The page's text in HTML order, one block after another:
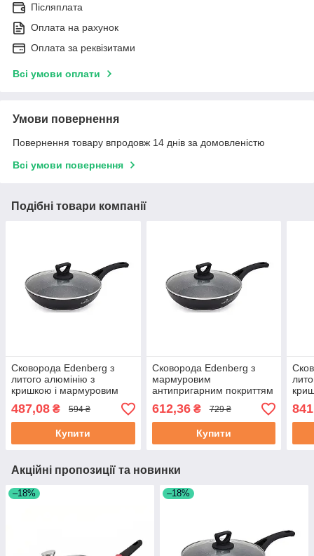
Післяплата
Оплата на рахунок
Оплата за реквізитами
Всі умови оплати
Умови повернення
Повернення товару впродовж 14 днів за домовленістю
Всі умови повернення
Подібні товари компанії
Сковорода Edenberg з
литого алюмінію з
кришкою і мармуровим
антипригарним покриттям
20 см (EB-7452)
487,08 ₴ 594 ₴
Купити
Сковорода Edenberg з
мармуровим
антипригарним покриттям
і кришкою 24 см (EB-7454)
612,36₴ 729 ₴
Купити
22
841
Акційні пропозиції та новинки
–18% –18%